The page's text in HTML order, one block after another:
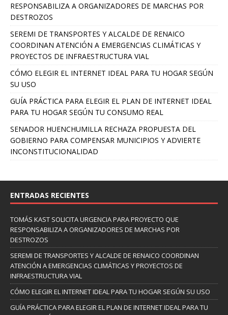
RESPONSABILIZA A ORGANIZADORES DE MARCHAS POR
DESTROZOS
SEREMI DE TRANSPORTES Y ALCALDE DE RENAICO
COORDINAN ATENCIÓN A EMERGENCIAS CLIMÁTICAS Y
PROYECTOS DE INFRAESTRUCTURA VIAL
CÓMO ELEGIR EL INTERNET IDEAL PARA TU HOGAR SEGÚN
SU USO
GUÍA PRÁCTICA PARA ELEGIR EL PLAN DE INTERNET IDEAL
PARA TU HOGAR SEGÚN TU CONSUMO REAL
SENADOR HUENCHUMILLA RECHAZA PROPUESTA DEL
GOBIERNO PARA COMPENSAR MUNICIPIOS Y ADVIERTE
INCONSTITUCIONALIDAD
ENTRADAS RECIENTES
TOMÁS KAST SOLICITA URGENCIA PARA PROYECTO QUE
RESPONSABILIZA A ORGANIZADORES DE MARCHAS POR
DESTROZOS
SEREMI DE TRANSPORTES Y ALCALDE DE RENAICO COORDINAN
ATENCIÓN A EMERGENCIAS CLIMÁTICAS Y PROYECTOS DE
INFRAESTRUCTURA VIAL
CÓMO ELEGIR EL INTERNET IDEAL PARA TU HOGAR SEGÚN SU USO
GUÍA PRÁCTICA PARA ELEGIR EL PLAN DE INTERNET IDEAL PARA TU